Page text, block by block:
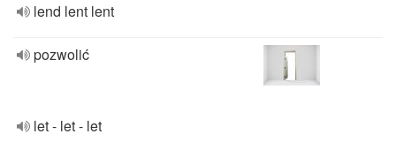
lend lent lent
pozwolić
let - let - let